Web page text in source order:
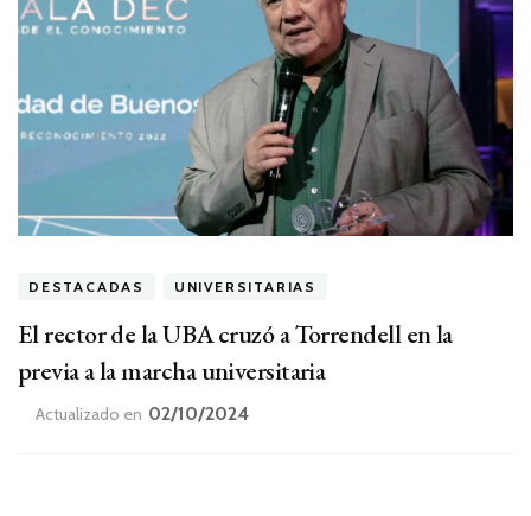
DESTACADAS UNIVERSITARIAS
El rector de la UBA cruzó a Torrendell en la
previa a la marcha universitaria
Actualizado en 02/10/2024